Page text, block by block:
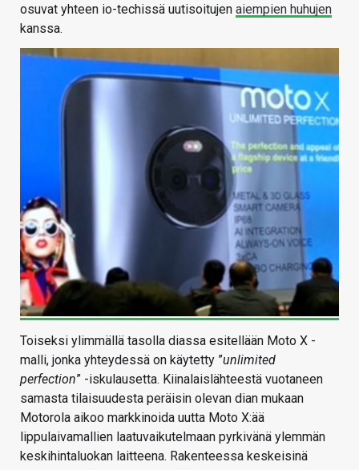
osuvat yhteen io-techissä uutisoitujen aiempien huhujen
kanssa.
Toiseksi ylimmällä tasolla diassa esitellään Moto X -
malli, jonka yhteydessä on käytetty ”unlimited
perfection” -iskulausetta. Kiinalaislähteestä vuotaneen
samasta tilaisuudesta peräisin olevan dian mukaan
Motorola aikoo markkinoida uutta Moto X:ää
lippulaivamallien laatuvaikutelmaan pyrkivänä ylemmän
keskihintaluokan laitteena. Rakenteessa keskeisinä